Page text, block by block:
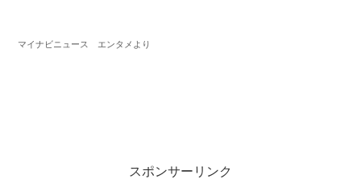
マイナビニュース エンタメより
スポンサーリンク